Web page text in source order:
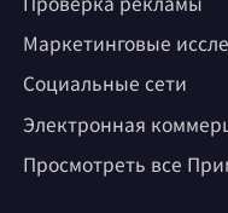
Маркетинговые
Социальные сети
Электронная
Просмотреть все